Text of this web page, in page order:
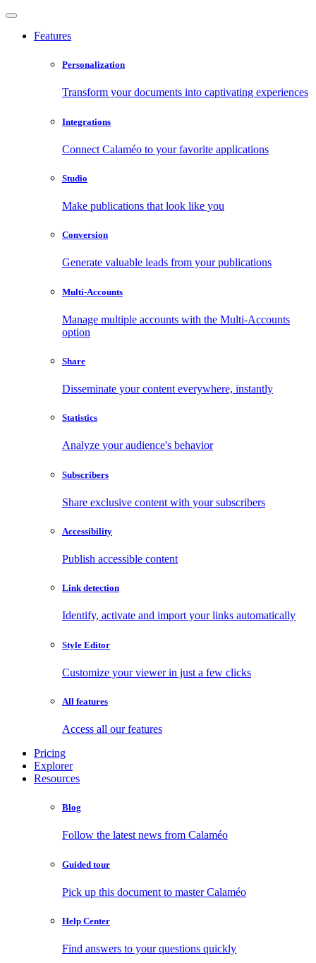
Features
Personalization
Transform your documents into captivating experiences
Integrations
Connect Calaméo to your favorite applications
Studio
Make publications that look like you
Conversion
Generate valuable leads from your publications
Multi-Accounts
Manage multiple accounts with the Multi-Accounts
option
Share
Disseminate your content everywhere, instantly
Statistics
Analyze your audience's behavior
Subscribers
Share exclusive content with your subscribers
Accessibility
Publish accessible content
Link detection
Identify, activate and import your links automatically
Style Editor
Customize your viewer in just a few clicks
All features
Access all our features
Pricing
Explorer
Resources
Blog
Follow the latest news from Calaméo
Guided tour
Pick up this document to master Calaméo
Help Center
Find answers to your questions quickly